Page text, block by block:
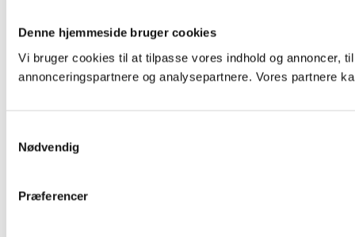
Denne hjemmeside bruger cookies
Vi bruger cookies til at tilpasse vores indhold og annoncer,
annonceringspartnere og analysepartnere. Vores partnere
Nødvendig
Præferencer